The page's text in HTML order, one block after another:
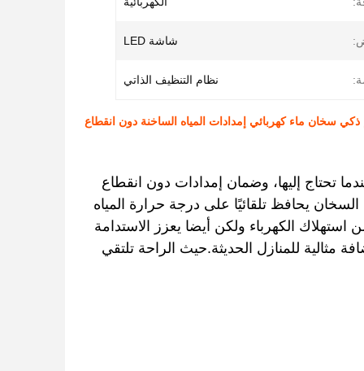
شاشة LED
نظام التنظيف الذاتي
سخان ماء كهربائي إمدادات المياه الساخنة دون انقطاع
تحتاج إليها، وضمان إمدادات دون انقطاع
يحافظ تلقائيًا على درجة حرارة المياه
استهلاك الكهرباء ولكن أيضا يعزز الاستدامة
مثالية للمنازل الحديثة.حيث الراحة تلتقي